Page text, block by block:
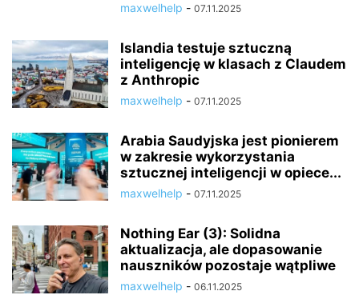
maxwelhelp - 07.11.2025
Islandia testuje sztuczną
inteligencję w klasach z Claudem
z Anthropic
maxwelhelp - 07.11.2025
Arabia Saudyjska jest pionierem
w zakresie wykorzystania
sztucznej inteligencji w opiece...
maxwelhelp - 07.11.2025
Nothing Ear (3): Solidna
aktualizacja, ale dopasowanie
nauszników pozostaje wątpliwe
maxwelhelp - 06.11.2025